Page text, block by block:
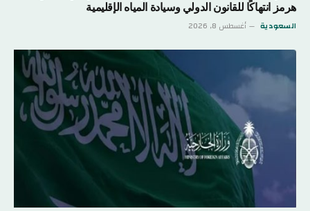
هرمز انتهاكًا للقانون الدولي وسيادة المياه الإقليمية
السعودية أغسطس 8, 2026